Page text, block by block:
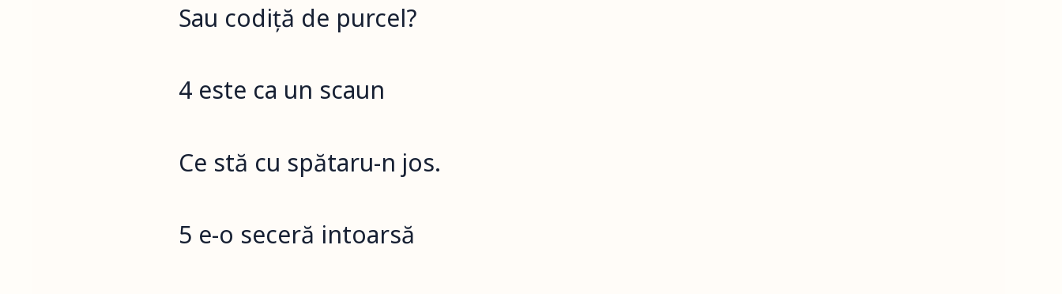
Sau codiță de purcel?
4 este ca un scaun
Ce stă cu spătaru-n jos.
5 e-o seceră intoarsă